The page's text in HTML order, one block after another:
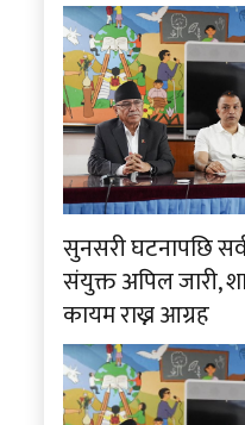
सुनसरी घटनापछि
संयुक्त अपिल जारी,
कायम राख्न आग्रह